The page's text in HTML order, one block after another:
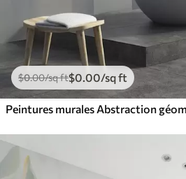
$0.00/sq ft$0.00/sq ft